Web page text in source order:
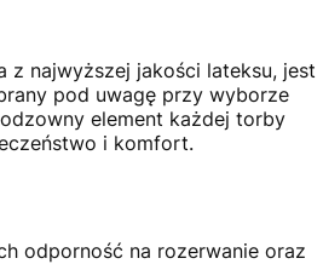
z najwyższej jakości lateksu, jest
pod uwagę przy wyborze
element każdej torby
i komfort.
odporność na rozerwanie oraz